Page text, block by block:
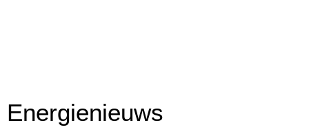
Energienieuws